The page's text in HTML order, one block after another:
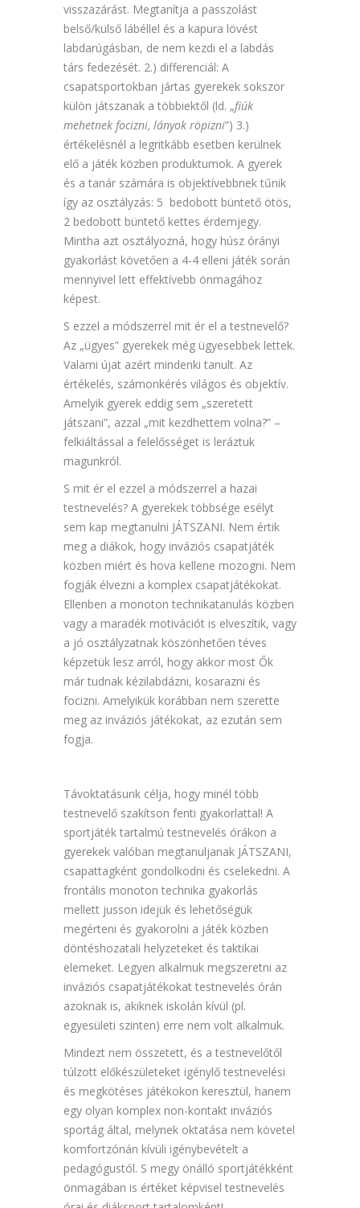
visszazárást. Megtanítja a passzolást
belső/külső lábéllel és a kapura lövést
labdarúgásban, de nem kezdi el a labdás
társ fedezését. 2.) differenciál: A
csapatsportokban jártas gyerekek sokszor
külön játszanak a többiektől (ld. „fiúk
mehetnek focizni, lányok röpizni”) 3.)
értékelésnél a legritkább esetben kerülnek
elő a játék közben produktumok. A gyerek
és a tanár számára is objektívebbnek tűnik
így az osztályzás: 5 bedobott büntető ötös,
2 bedobott büntető kettes érdemjegy.
Mintha azt osztályozná, hogy húsz órányi
gyakorlást követően a 4-4 elleni játék során
mennyivel lett effektívebb önmagához
képest.
S ezzel a módszerrel mit ér el a testnevelő?
Az „ügyes” gyerekek még ügyesebbek lettek.
Valami újat azért mindenki tanult. Az
értékelés, számonkérés világos és objektív.
Amelyik gyerek eddig sem „szeretett
játszani”, azzal „mit kezdhettem volna?” –
felkiáltással a felelősséget is leráztuk
magunkról.
S mit ér el ezzel a módszerrel a hazai
testnevelés? A gyerekek többsége esélyt
sem kap megtanulni JÁTSZANI. Nem értik
meg a diákok, hogy inváziós csapatjáték
közben miért és hova kellene mozogni. Nem
fogják élvezni a komplex csapatjátékokat.
Ellenben a monoton technikatanulás közben
vagy a maradék motivációt is elveszítik, vagy
a jó osztályzatnak köszönhetően téves
képzetük lesz arról, hogy akkor most Ők
már tudnak kézilabdázni, kosarazni és
focizni. Amelyikük korábban nem szerette
meg az inváziós játékokat, az ezután sem
fogja.
Távoktatásunk célja, hogy minél több
testnevelő szakítson fenti gyakorlattal! A
sportjáték tartalmú testnevelés órákon a
gyerekek valóban megtanuljanak JÁTSZANI,
csapattagként gondolkodni és cselekedni. A
frontális monoton technika gyakorlás
mellett jusson idejük és lehetőségük
megérteni és gyakorolni a játék közben
döntéshozatali helyzeteket és taktikai
elemeket. Legyen alkalmuk megszeretni az
inváziós csapatjátékokat testnevelés órán
azoknak is, akiknek iskolán kívül (pl.
egyesületi szinten) erre nem volt alkalmuk.
Mindezt nem összetett, és a testnevelőtől
túlzott előkészületeket igénylő testnevelési
és megkötéses játékokon keresztül, hanem
egy olyan komplex non-kontakt inváziós
sportág által, melynek oktatása nem követel
komfortzónán kívüli igénybevételt a
pedagógustól. S megy önálló sportjátékként
önmagában is értéket képvisel testnevelés